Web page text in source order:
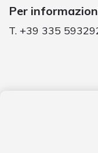
Per
T. +39 335